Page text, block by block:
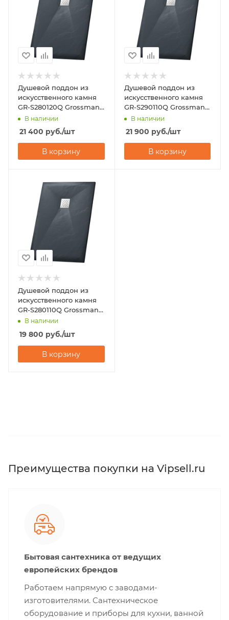
Душевой поддон из
искусственного камня
GR-S280120Q Grossman
Strong 80х120
В наличии
21 400 руб./шт
В корзину
Душевой поддон из
искусственного камня
GR-S290110Q Grossman
Strong 90х110
В наличии
21 900 руб./шт
В корзину
Душевой поддон из
искусственного камня
GR-S280110Q Grossman
Strong 80х110
В наличии
19 800 руб./шт
В корзину
Преимущества покупки на Vipsell.ru
Бытовая сантехника от ведущих
европейских брендов
Работаем напрямую с заводами-
изготовителями. Сантехническое
оборудование и приборы для кухни, ванной